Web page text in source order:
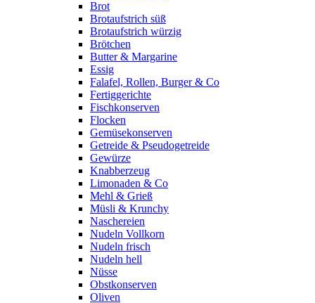
Brot
Brotaufstrich süß
Brotaufstrich würzig
Brötchen
Butter & Margarine
Essig
Falafel, Rollen, Burger & Co
Fertiggerichte
Fischkonserven
Flocken
Gemüsekonserven
Getreide & Pseudogetreide
Gewürze
Knabberzeug
Limonaden & Co
Mehl & Grieß
Müsli & Krunchy
Naschereien
Nudeln Vollkorn
Nudeln frisch
Nudeln hell
Nüsse
Obstkonserven
Oliven